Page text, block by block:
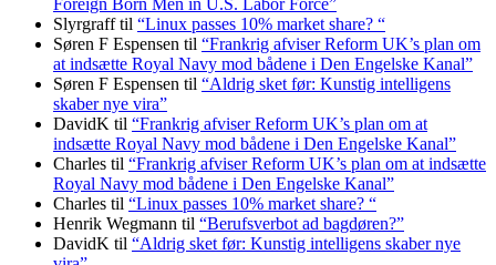
Foreign Born Men in U.S. Labor Force”
Slyrgrafftil “Linux passes 10% market share? “
Søren F Espensen til “Frankrig afviser Reform UK’s plan om
at indsætte Royal Navy mod bådene i Den Engelske Kanal”
Søren F Espensen til “Aldrig sket før: Kunstig intelligens
skaber nye vira”
DavidK til “Frankrig afviser Reform UK’s plan om at
indsætte Royal Navy mod bådene i Den Engelske Kanal”
Charles til “Frankrig afviser Reform UK’s plan om at indsætte
Royal Navy mod bådene i Den Engelske Kanal”
Charles til “Linux passes 10% market share? “
Henrik Wegmann til “Berufsverbot ad bagdøren?”
DavidK til “Aldrig sket før: Kunstig intelligens skaber nye